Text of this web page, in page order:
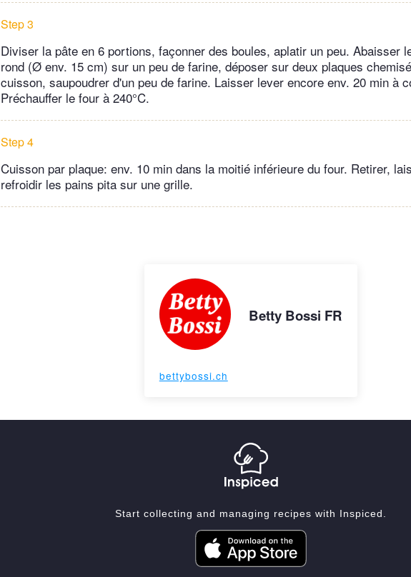
Step 3
Diviser la pâte en 6 portions, façonner des boules, aplatir un peu. Abaisser
rond (Ø env. 15 cm) sur un peu de farine, déposer sur deux plaques
cuisson, saupoudrer d'un peu de farine. Laisser lever encore env. 20 min à
Préchauffer le four à 240°C.
Step 4
Cuisson par plaque: env. 10 min dans la moitié inférieure du four. Retirer,
refroidir les pains pita sur une grille.
Betty Bossi FR
bettybossi.ch
Start collecting and managing recipes with Inspiced.